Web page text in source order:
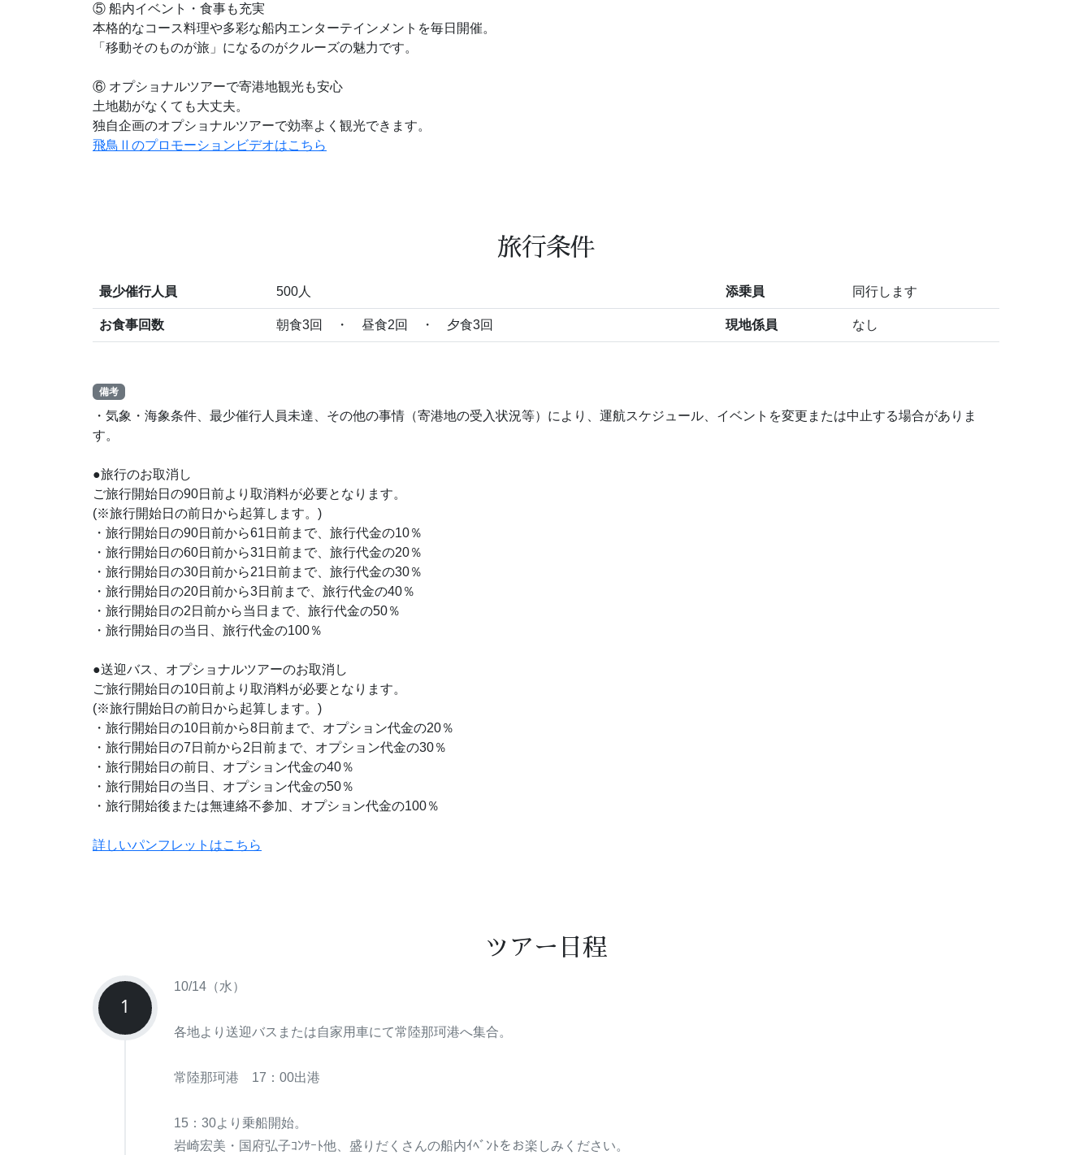
⑤ 船内イベント・食事も充実
本格的なコース料理や多彩な船内エンターテインメントを毎日開催。
「移動そのものが旅」になるのがクルーズの魅力です。
⑥ オプショナルツアーで寄港地観光も安心
土地勘がなくても大丈夫。
独自企画のオプショナルツアーで効率よく観光できます。
飛鳥Ⅱのプロモーションビデオはこちら
旅行条件
最少催行人員 500人 添乗員 同行します
お食事回数 朝食3回 ・ 昼食2回 ・ 夕食3回 現地係員 なし
備考
・気象・海象条件、最少催行人員未達、その他の事情（寄港地の受入状況等）により、運航スケジュール、イベントを変更または中止する場合がありま
す。
●旅行のお取消し
ご旅行開始日の90日前より取消料が必要となります。
(※旅行開始日の前日から起算します。)
・旅行開始日の90日前から61日前まで、旅行代金の10％
・旅行開始日の60日前から31日前まで、旅行代金の20％
・旅行開始日の30日前から21日前まで、旅行代金の30％
・旅行開始日の20日前から3日前まで、旅行代金の40％
・旅行開始日の2日前から当日まで、旅行代金の50％
・旅行開始日の当日、旅行代金の100％
●送迎バス、オプショナルツアーのお取消し
ご旅行開始日の10日前より取消料が必要となります。
(※旅行開始日の前日から起算します。)
・旅行開始日の10日前から8日前まで、オプション代金の20％
・旅行開始日の7日前から2日前まで、オプション代金の30％
・旅行開始日の前日、オプション代金の40％
・旅行開始日の当日、オプション代金の50％
・旅行開始後または無連絡不参加、オプション代金の100％
詳しいパンフレットはこちら
ツアー日程
1
10/14（水）
各地より送迎バスまたは自家用車にて常陸那珂港へ集合。
常陸那珂港 17：00出港
15：30より乗船開始。
岩崎宏美・国府弘子ｺﾝｻｰﾄ他、盛りだくさんの船内ｲﾍﾞﾝﾄをお楽しみください。